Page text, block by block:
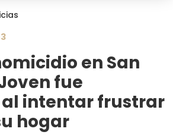
en San
fue
intentar frustrar
hogar